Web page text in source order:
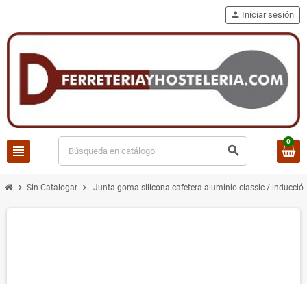
view_headline search
person Iniciar sesión
0
chevron_right Sin Catalogar chevron_right Junta goma silicona cafetera aluminio classic /